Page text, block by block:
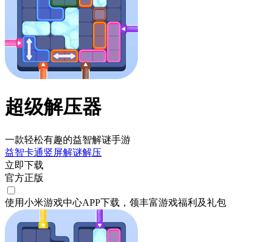
超级解压器
一款轻松有趣的益智解谜手游
益智卡通竖屏解谜解压
立即下载
官方正版
使用小米游戏中心APP下载 ，领丰富游戏福利 及礼包